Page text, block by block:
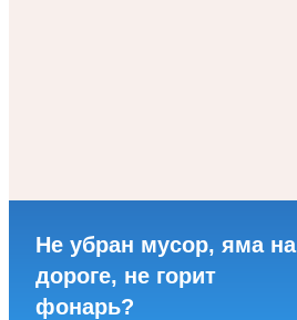
Не убран мусор, яма на
дороге, не горит
фонарь?